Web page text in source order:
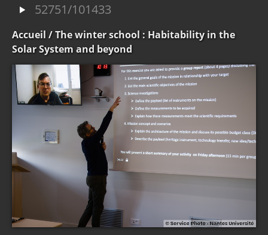
52751/101433
Accueil / The winter school : Habitability in the
Solar System and beyond